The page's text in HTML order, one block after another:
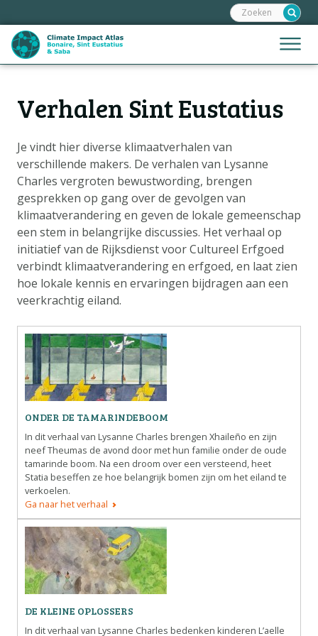
links
over
Spring
inhoud
naar
de
navigatie
Jump
to
Menu
Zoeken:
Verhalen Sint Eustatius
Je vindt hier diverse klimaatverhalen van
verschillende makers. De verhalen van Lysanne
Charles vergroten bewustwording, brengen
gesprekken op gang over de gevolgen van
klimaatverandering en geven de lokale gemeenschap
een stem in belangrijke discussies. Het verhaal op
initiatief van de Rijksdienst voor Cultureel Erfgoed
verbindt klimaatverandering en erfgoed, en laat zien
hoe lokale kennis en ervaringen bijdragen aan een
veerkrachtig eiland.
ONDER DE TAMARINDEBOOM
In dit verhaal van Lysanne Charles brengen Xhaileño en zijn
neef Theumas de avond door met hun familie onder de oude
tamarinde boom. Na een droom over een versteend, heet
Statia beseffen ze hoe belangrijk bomen zijn om het eiland te
verkoelen.
Ga naar het verhaal
DE KLEINE OPLOSSERS
In dit verhaal van Lysanne Charles bedenken kinderen L’aelle
HoofdnavigatieHOME
KAARTUITLEG
KLIMAATGEVOLGEN
KLIMAATSCENARIO'S
VERHALEN
HELPDESK
DATA OPVRAGEN
MetanavigatieOVER ONS
FAQ
ANDERE ATLASSEN